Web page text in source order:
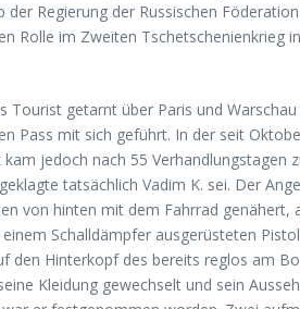
Regierung der Russischen
im Zweiten Tschetschenienkrieg
getarnt über Paris und
Pass mit sich geführt. In der seit
jedoch nach 55
tatsächlich Vadim K. sei. Der
von hinten mit dem Fahrrad
Schalldämpfer ausgerüsteten
den Hinterkopf des bereits reglos am
Kleidung gewechselt und sein